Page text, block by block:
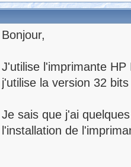
Bonjour,
J'utilise l'imprimante
j'utilise la version 32
Je sais que j'ai
l'installation de